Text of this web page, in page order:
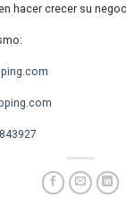
hacer crecer su